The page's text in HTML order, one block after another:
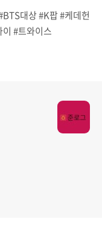
대상 #K팝 #케데헌
#트와이스